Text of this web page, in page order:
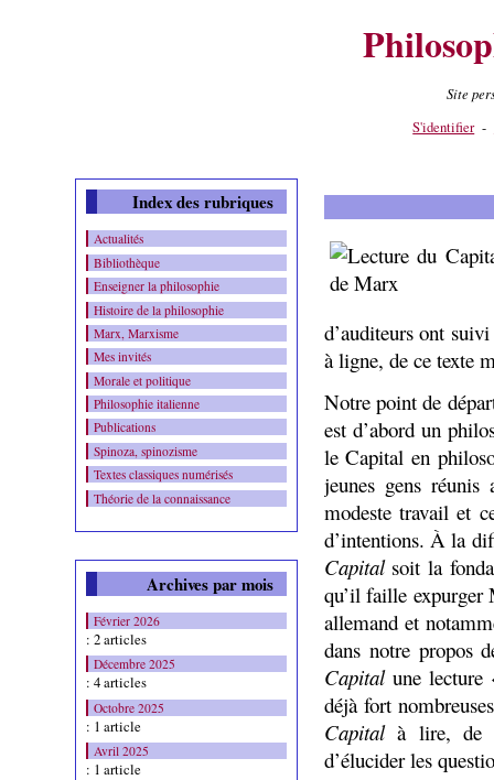
Site
S'identifier -
Index des rubriques
Actualités
Bibliothèque
Enseigner la philosophie
Histoire de la philosophie
Marx, Marxisme
Mes invités
Morale et politique
Philosophie italienne
Publications
Spinoza, spinozisme
Textes classiques numérisés
Théorie de la connaissance
Archives par mois
Février 2026
: 2 articles
Décembre 2025
: 4 articles
Octobre 2025
: 1 article
Avril 2025
: 1 article
d’auditeurs ont
à ligne, de ce texte
Notre point de
est d’abord un
le Capital en
jeunes gens
modeste travail et
d’intentions. À la
Capitalsoit la
qu’il faille expurger
allemand et
dans notre propos
Capitalune lecture
déjà fort
Capitalà lire, de
d’élucider les